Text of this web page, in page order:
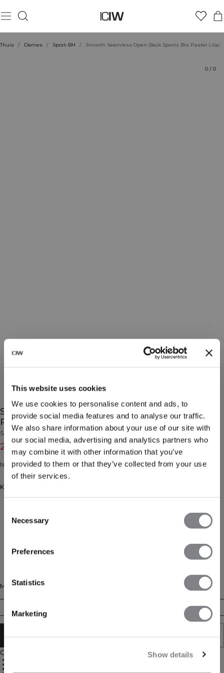
This website uses cookies
We use cookies to personalise content and ads, to
provide social media features and to analyse our traffic.
We also share information about your use of our site with
our social media, advertising and analytics partners who
may combine it with other information that you’ve
provided to them or that they’ve collected from your use
of their services.
Selection
Necessary
Preferences
Statistics
Marketing
Show details
Thuis / Dames / Sport-BH / Smooth Seamless Open-Back Sports Bra Pastel Lilac
0 / 0
Smooth Seamless Open-Back Sports Bra
Pastel Lilac
Smooth Collection
27€ (-40%)
Naadloze sport-bh met open rug, lichte ondersteuning.
Kleur: Pastel Lilac
Maat
XXL
AAN WINKELWAGENTJE TOEVOEGEN
Omschrijving